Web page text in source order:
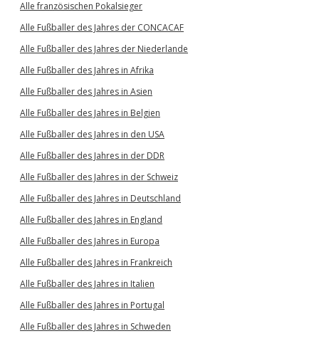
Alle französischen Pokalsieger
Alle Fußballer des Jahres der CONCACAF
Alle Fußballer des Jahres der Niederlande
Alle Fußballer des Jahres in Afrika
Alle Fußballer des Jahres in Asien
Alle Fußballer des Jahres in Belgien
Alle Fußballer des Jahres in den USA
Alle Fußballer des Jahres in der DDR
Alle Fußballer des Jahres in der Schweiz
Alle Fußballer des Jahres in Deutschland
Alle Fußballer des Jahres in England
Alle Fußballer des Jahres in Europa
Alle Fußballer des Jahres in Frankreich
Alle Fußballer des Jahres in Italien
Alle Fußballer des Jahres in Portugal
Alle Fußballer des Jahres in Schweden